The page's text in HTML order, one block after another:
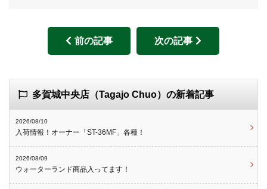
前の記事 次の記事
多賀城中央店（Tagajo Chuo）の新着記事
2026/08/10
入荷情報！オーナー「ST-36MF」各種！
2026/08/09
ウォーターランド商品入ってます！